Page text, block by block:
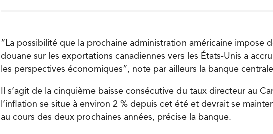
“La possibilité que la prochaine administration américaine impose
douane sur les exportations canadiennes vers les États-Unis a
les perspectives économiques”, note par ailleurs la banque
Il s’agit de la cinquième baisse consécutive du taux directeur au
l’inflation se situe à environ 2 % depuis cet été et devrait se
au cours des deux prochaines années, précise la banque.